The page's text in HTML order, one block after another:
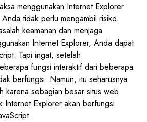
menggunakan Internet Explorer
tidak perlu mengambil risiko.
keamanan dan menjaga
Internet Explorer, Anda dapat
Tapi ingat, setelah
fungsi interaktif dari beberapa
berfungsi. Namun, itu seharusnya
karena sebagian besar situs web
Internet Explorer akan berfungsi